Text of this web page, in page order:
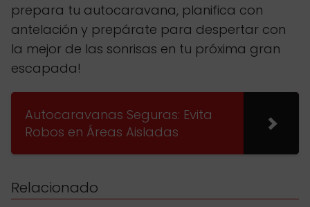
prepara tu autocaravana, planifica con
antelación y prepárate para despertar con
la mejor de las sonrisas en tu próxima gran
escapada!
Autocaravanas Seguras: Evita
Robos en Áreas Aisladas
Relacionado